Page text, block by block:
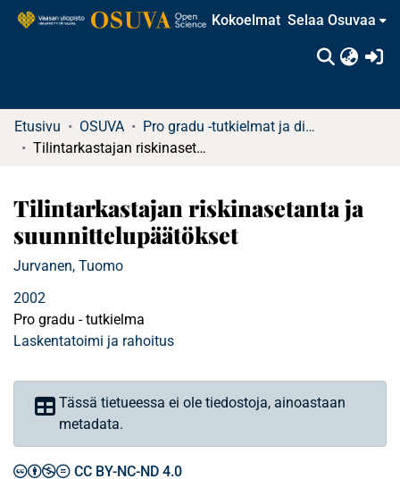
Kokoelmat Selaa Osuvaa
Etusivu OSUVA
Pro gradu -tutkielmat ja diplomityöt
Tilintarkastajan riskinasetanta ja suunnittelupäätökset
Tilintarkastajan riskinasetanta ja
suunnittelupäätökset
Jurvanen, Tuomo
2002
Pro gradu - tutkielma
Laskentatoimi ja rahoitus
Tässä tietueessa ei ole tiedostoja, ainoastaan
metadata.
CC BY-NC-ND 4.0